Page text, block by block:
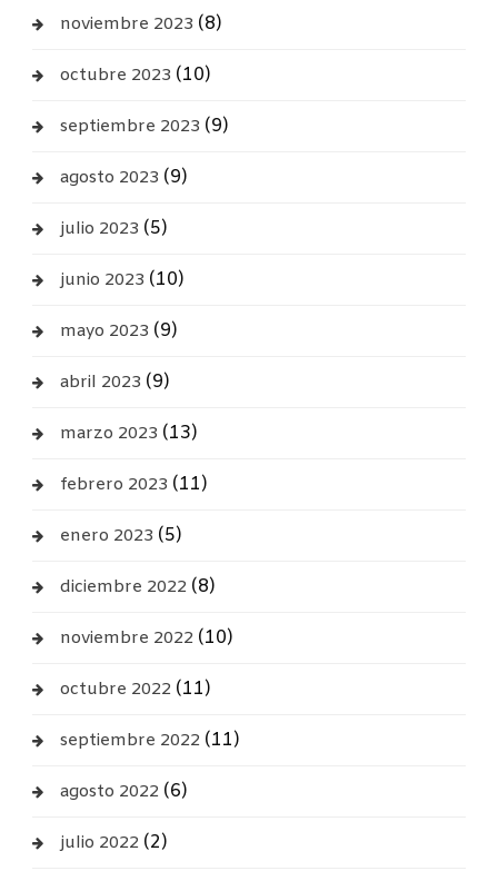
noviembre 2023 (8)
octubre 2023 (10)
septiembre 2023 (9)
agosto 2023 (9)
julio 2023 (5)
junio 2023 (10)
mayo 2023 (9)
abril 2023 (9)
marzo 2023 (13)
febrero 2023 (11)
enero 2023 (5)
diciembre 2022 (8)
noviembre 2022 (10)
octubre 2022 (11)
septiembre 2022 (11)
agosto 2022 (6)
julio 2022 (2)